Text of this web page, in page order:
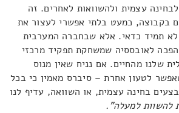
עצמית ולהשוואות לאחרים. זה
בקבוצה, כמעט בלתי אפשרי לעצור את
לא תמיד כדאי. אלא שבחברה המערבית
הפכה לאובססיה שמשחקת תפקיד מרכזי
שלנו מהחיים. אם נניח שאין מנוס
לטעון אחרת – סיברס מאמין כי בכל
בחינה עצמית, או השוואה, עדיף לנו
להשוות למעלה".